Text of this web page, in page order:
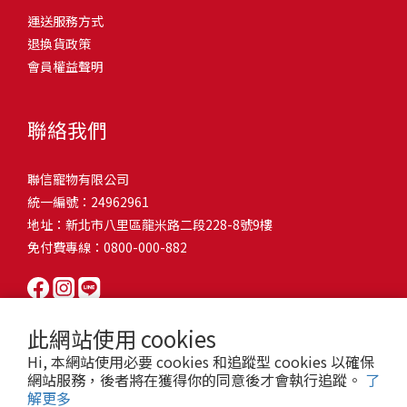
此網站使用 cookies
Hi, 本網站使用必要 cookies 和追蹤型 cookies 以確保
網站服務，後者將在獲得你的同意後才會執行追蹤。 了
解更多
和獨立能力。 幼犬訓練常見問題Q1: 幾個月大的幼犬最適合開始訓
練？A: 訓練可從幼犬到家首日開始（約8-10週大）。3-16週是社會
化黃金期，每次訓練控制在5-10分鐘內。Q2: 幼犬如廁訓練需要多久
屬啃咬玩具作替代品，發現不當啃咬時堅定說「不」，並引導至適
尿尿？A: 建立固定如廁時間表，成功時立即獎勵。限制活動範圍並
密切監督。意外發生時不責罵，使用專用除臭劑徹底清理。Q5: 幼犬
一直吠叫怎麼辦？A: 找出原因（尋求注意力、警戒、焦慮）。訓練
「安靜」指令，停止吠叫時獎勵。避免對吠叫作出反應，確保充分
向獎勵比懲罰更有效且健康。懲罰可能導致恐懼或攻擊行為，破壞
狗狗怎麼辦？A: 循序漸進社交化，從友善成犬開始。不強迫互動，
正面經驗後給予獎勵。考慮參加專業幼犬社交課程。Q8: 幼犬分離焦
慮要如何處理？A: 練習短暫分離，逐漸延長。離開和返家時保持低
調。提供能分散注意力的玩具，建立可預測的離家儀式。每隻幼犬
熱，水分流失快，腸道可能變得敏感，導致糞便變軟或拉稀。如果
換季時沒有適當調整環境，貓咪的腸胃就可能跟著「鬧脾氣」。冬
天注意保暖，提供暖墊、厚毯，避免冷風直吹。夏天補充水分，可
像是開冷氣又突然關掉，容易讓貓咪腸胃受影響。重點提醒：換季
時，記得關心貓咪的腸胃狀況，適當調整環境，幫助毛孩適應！ 貓
有血絲、異味特別重，那就要小心可能是 寄生蟲感染（如蛔蟲、鈎
蟲、球蟲）或腸胃炎、腸道疾病。這類情況會影響營養吸收，長期
下來甚至可能造成貓咪消瘦、免疫力下降。定期驅蟲（幼貓建議每
月一次，成貓每 3~6 個月一次）。觀察貓咪精神狀態，如果還伴隨
嘔吐、食慾下降，務必儘早就醫。重點提醒：如果貓咪拉肚子超過 2
天，或糞便異常，應立即帶去獸醫院檢查！ 貓咪拉肚子原因5. 情緒
壓力影響腸胃壓力不只影響人類，也會影響貓咪的腸胃！過度緊
張、焦慮、驚嚇（如煙火聲、大聲喧嘩），都可能讓貓咪拉肚子。
尤其是個性敏感的貓咪，對變化的適應力比較低，壓力一大，腸胃
就先「罷工」。減少壓力來源，盡量讓貓咪的作息固定。給貓咪陪
活中輕鬆改善看到滿屋子的貓毛是不是很抓狂？別擔心！其實只要
透過一些簡單的日常照護方式，就能有效減少貓咪掉毛情況。從梳
毛、洗澡到增加互動和營養調整，這些小撇步不僅能幫助貓咪維持
行動吧！ 預防貓掉毛方法1：勤勞梳毛養貓必備神器就是各種梳子
啦！勤勞梳毛是最直接有效的掉毛控制方法。定期梳理可以幫貓咪
髮打結和皮膚問題。建議週期：短毛貓每週梳1-2次，長毛貓則建議
2-3天梳一次。挑選合適的梳具也很重要，可以準備橡膠刷、鬃毛刷
或專用脫毛梳，依照毛質選擇。記得將梳毛變成愉快的日常儀式，
不僅能增加你們的互動時間，也讓貓咪享受被梳理的舒適感！預防
貓掉毛方法2：定期洗澡「貓咪會自己清潔，不需要洗澡」這個想法
其實不完全正確哦！適當的洗澡能幫助貓咪清除死毛和皮屑，減少
澡頻率不宜過高，一般室內貓咪1-3個月洗一次就足夠，過度洗澡反
而會造成皮膚乾燥。選擇專為貓咪設計的溫和洗毛精，洗後一定要
完全吹乾，避免濕毛造成皮膚問題。如果貓咪特別害怕洗澡，可以
的紙箱。建議一開始可以購買單價較低的入門款，觀察一下貓咪的
使用狀況，再考慮購買「豪宅」！ 項目費用用品貓碗$300貓窩
$500貓跳台$1,500貓砂盆$500貓抓板$300外出籠$1,000一次性養貓
咪是非常需要安全感的動物，可以準備一個專屬他的「寶座」，當
花費3：貓跳台貓咪雖然不需要外出進行放電，但在家中還是需要擺
放高度適合的貓跳台提供貓咪玩耍，貓跳台與貓窩相同，能給予貓
咪對於環境的安全感。一次性養貓用品相關花費4：貓砂盆貓咪排泄
用品，可選擇合適貓咪體型大小，不宜過小。一次性養貓用品相關
想，需要準備一個能夠讓牠們放肆磨爪的貓抓板。一次性養貓用品
時，外出籠就非常重要，平常也可以適度讓貓咪適應外出籠，避免
緊急情況時，貓咪過度抗拒。總結來說貓咪在健康及用品的一次性
費用大約落在 $ 7900~ $ 11600不等。雖說金額看起來不少，但以上
運送服務方式
退換貨政策
會員權益聲明
聯絡我們
聯信寵物有限公司
統一編號：24962961
地址：新北市八里區龍米路二段228-8號9樓
免付費專線：0800-000-882